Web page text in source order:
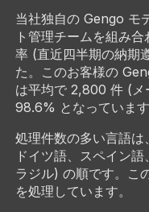
当社独自の Gengo モ
ト管理チームを組み
率 (直近四半期の納期
た。このお客様の
は平均で 2,800 件 (メ
98.6% となっています
処理件数の多い言語は
ドイツ語、スペイン
ラジル) の順です。こ
を処理しています。